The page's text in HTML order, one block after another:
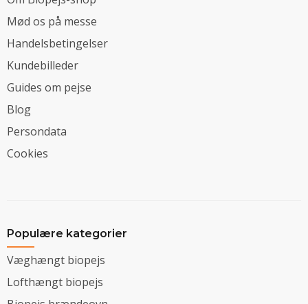
Mød os på messe
Handelsbetingelser
Kundebilleder
Guides om pejse
Blog
Persondata
Cookies
Populære kategorier
Væghængt biopejs
Lofthængt biopejs